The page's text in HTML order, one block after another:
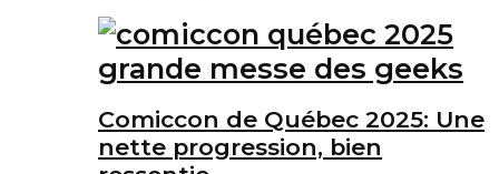
Comiccon de Québec 2025: Une
nette progression, bien